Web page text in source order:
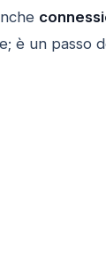
è un passo